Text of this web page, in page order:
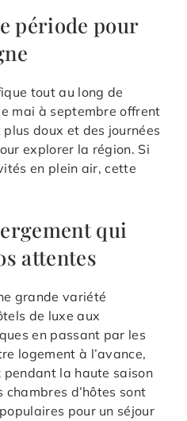
période pour
tout au long de
mai à septembre offrent
doux et des journées
explorer la région. Si
en plein air, cette
qui
attentes
grande variété
de luxe aux
en passant par les
logement à l’avance,
la haute saison
d’hôtes sont
pour un séjour